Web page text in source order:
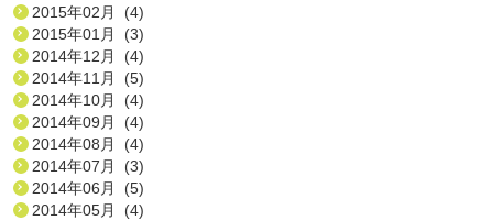
2015年02月 (4)
2015年01月 (3)
2014年12月 (4)
2014年11月 (5)
2014年10月 (4)
2014年09月 (4)
2014年08月 (4)
2014年07月 (3)
2014年06月 (5)
2014年05月 (4)